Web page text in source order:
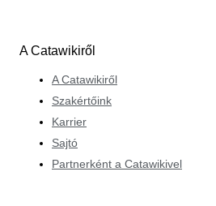
A Catawikiről
A Catawikiről
Szakértőink
Karrier
Sajtó
Partnerként a Catawikivel